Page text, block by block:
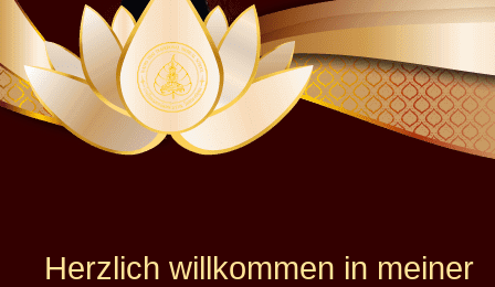
Herzlich willkommen in meiner